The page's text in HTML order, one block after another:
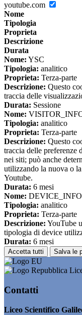
youtube.com
Nome
Tipologia
Proprieta
Descrizione
Durata
Nome: YSC
Tipologia: analitico
Proprieta: Terza-parte
Descrizione: Questo
traccia delle
Durata: Sessione
Nome:
Tipologia: analitico
Proprieta: Terza-parte
Descrizione: Questo
traccia delle preferenze
nei siti; può anche
utilizzando la nuova o
Youtube.
Durata: 6 mesi
Nome: DEVICE_INFO
Tipologia: analitico
Proprieta: Terza-parte
Descrizione: YouTube
tipologia di device
Durata: 6 mesi
Accetta tutti Salva le
Contatti
Liceo Scientifico